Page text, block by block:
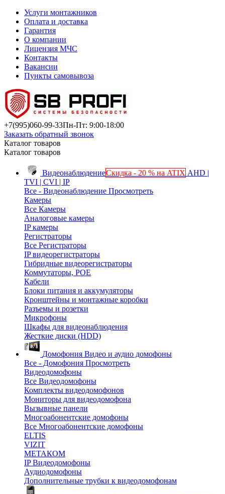
Услуги монтажников
Оплата и доставка
Гарантия
О компании
Лицензия МЧС
Контакты
Вакансии
Пункты самовывоза
+7(995)060-99-33Пн-Пт: 9:00-18:00
Заказать обратный звонок
Каталог товаров
Каталог товаров
ВидеонаблюдениеСкидка - 20 % на ATIX AHD |
TVI | CVI | IP
Все - Видеонаблюдение Просмотреть
Камеры
Все Камеры
Аналоговые камеры
IP камеры
Регистраторы
Все Регистраторы
IP видеорегистраторы
Гибридные видеорегистраторы
Коммутаторы, POE
Кабели
Блоки питания и аккумуляторы
Кронштейны и монтажные коробки
Разъемы и розетки
Микрофоны
Шкафы для видеонаблюдения
Жесткие диски (HDD)
Домофония Видео и аудио домофоны
Все - Домофония Просмотреть
Видеодомофоны
Все Видеодомофоны
Комплекты видеодомофонов
Мониторы для видеодомофона
Вызывные панели
Многоабонентские домофоны
Все Многоабонентские домофоны
ELTIS
VIZIT
МЕТАКОМ
IP Видеодомофоны
Аудиодомофоны
Дополнительные трубки к видеодомофонам